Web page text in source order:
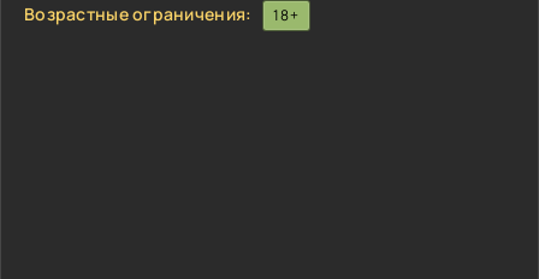
Возрастные ограничения: 18+